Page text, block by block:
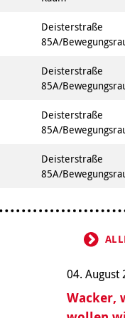
Deisterstraße
85A/
Deisterstraße
85A/
Deisterstraße
85A/
Deisterstraße
85A/
04. August
Wacker,